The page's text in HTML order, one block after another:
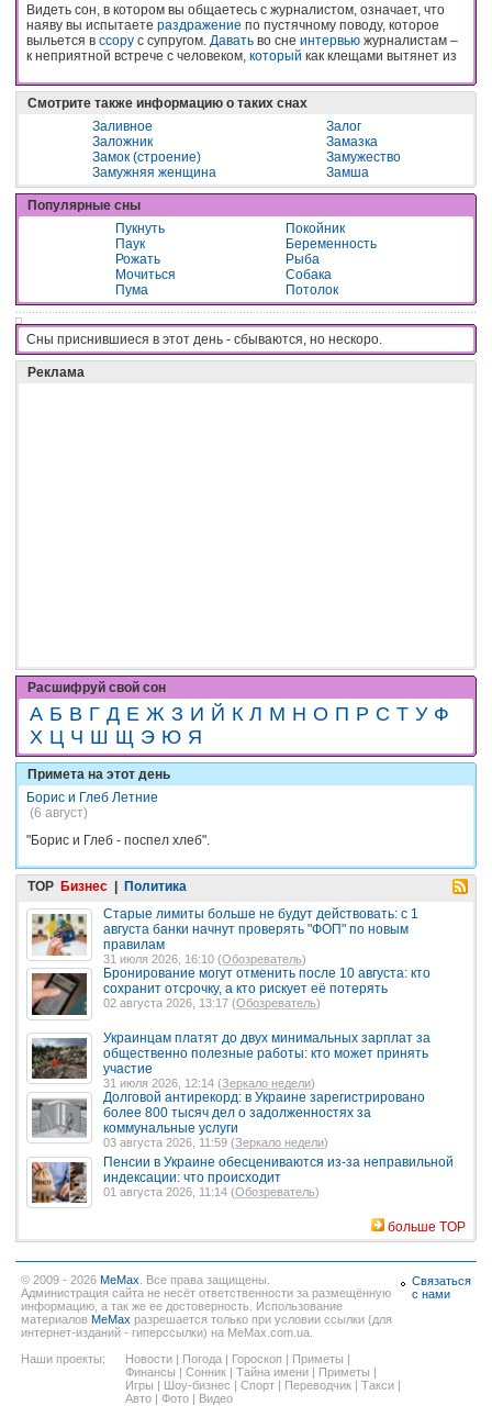
Видеть сон, в котором вы общаетесь с журналистом, означает, что
наяву вы испытаете раздражение по пустячному поводу, которое
выльется в ссору с супругом. Давать во сне интервью журналистам –
к неприятной встрече с человеком, который как клещами вытянет из
Смотрите также информацию о таких снах
Заливное
Залог
Заложник
Замазка
Замок (строение)
Замужество
Замужняя женщина
Замша
Популярные сны
Пукнуть
Покойник
Паук
Беременность
Рожать
Рыба
Мочиться
Собака
Пума
Потолок
Сны приснившиеся в этот день - cбывaютcя, нo нecкopo.
Реклама
Расшифруй свой сон
А Б В Г Д Е Ж З И Й К Л М Н О П Р С Т У Ф
Х Ц Ч Ш Щ Э Ю Я
Примета на этот день
Борис и Глеб Летние
(6 август)
"Борис и Глеб - поспел хлеб".
TOP Бизнес
Политика
Старые лимиты больше не будут действовать: с 1
августа банки начнут проверять "ФОП" по новым
правилам
31 июля 2026, 16:10 (Обозреватель)
Бронирование могут отменить после 10 августа: кто
сохранит отсрочку, а кто рискует её потерять
02 августа 2026, 13:17 (Обозреватель)
Украинцам платят до двух минимальных зарплат за
общественно полезные работы: кто может принять
участие
31 июля 2026, 12:14 (Зеркало недели)
Долговой антирекорд: в Украине зарегистрировано
более 800 тысяч дел о задолженностях за
коммунальные услуги
03 августа 2026, 11:59 (Зеркало недели)
Пенсии в Украине обесцениваются из-за неправильной
индексации: что происходит
01 августа 2026, 11:14 (Обозреватель)
больше TOP
© 2009 - 2026 MeMax . Все права защищены.
Администрация сайта не несёт ответственности за размещённую
информацию, а так же ее достоверность. Использование
материалов MeMax разрешается только при условии ссылки (для
интернет-изданий - гиперссылки) на MeMax.com.ua.
Наши проекты:
Новости Погода Гороскоп Приметы
Финансы
Сонник Тайна имени Приметы
Игры
Шоу-бизнес Спорт Переводчик Такси
Авто
Фото Видео
Связаться
с нами